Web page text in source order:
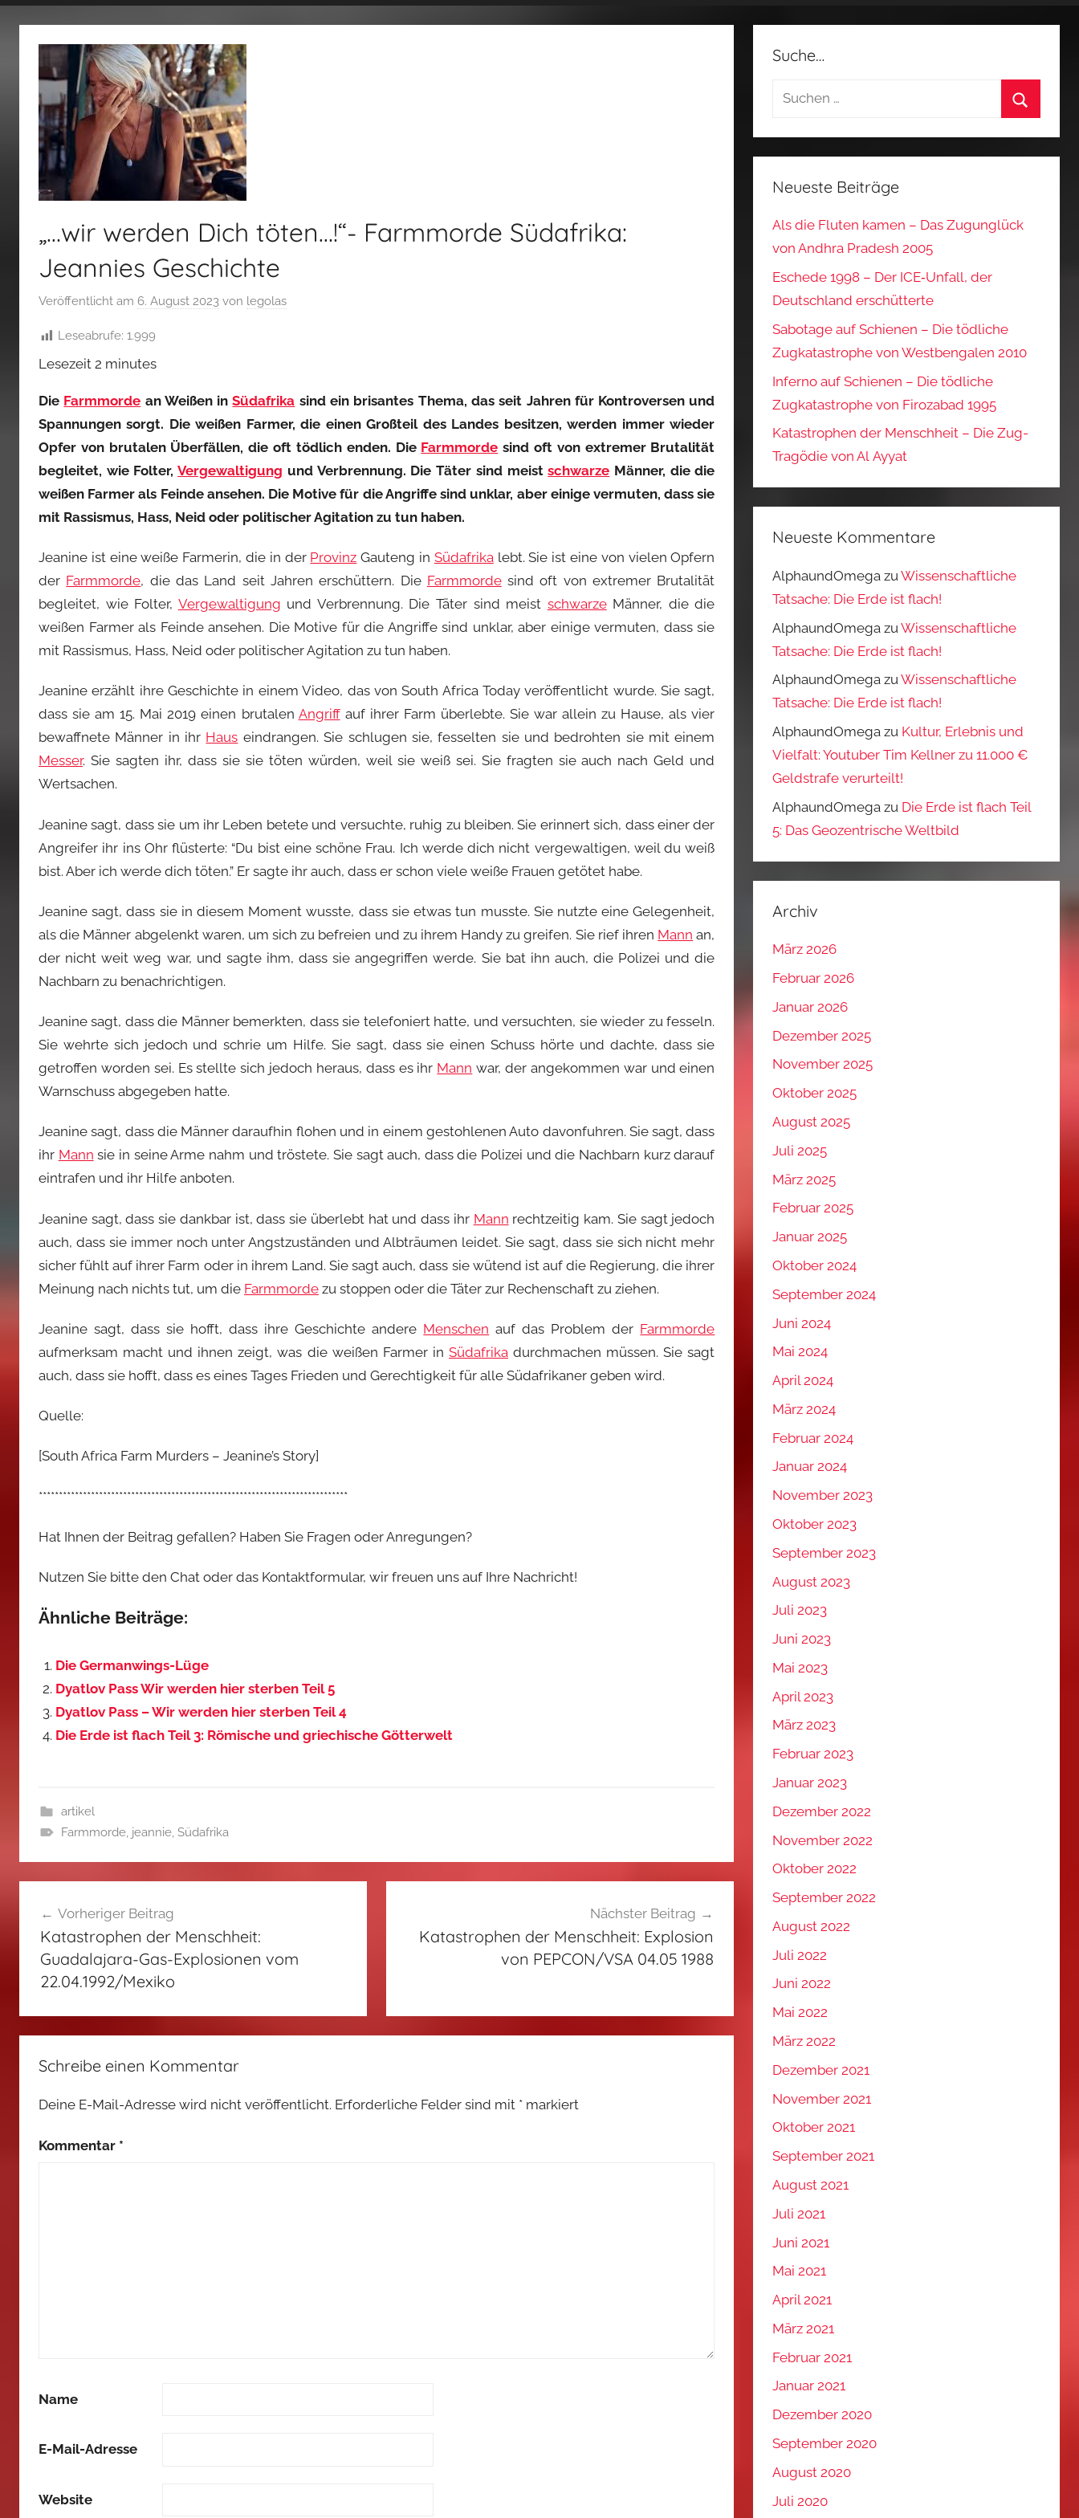
fertig…!
„…wir werden Dich töten…!“- Farmmorde Südafrika:
Jeannies Geschichte
Veröffentlicht am 6. August 2023 von legolas
Leseabrufe: 1.999
Lesezeit 2 minutes
Die Farmmorde an Weißen inSüdafrika sind ein brisantes Thema, das seit Jahren für Kontroversen und
Spannungen sorgt. Die weißen Farmer, die einen Großteil des Landes besitzen, werden immer wieder
Opfer von brutalen Überfällen, die oft tödlich enden. Die Farmmorde sind oft von extremer Brutalität
begleitet, wie Folter,Vergewaltigung und Verbrennung. Die Täter sind meistschwarze Männer, die die
weißen Farmer als Feinde ansehen. Die Motive für die Angriffe sind unklar, aber einige vermuten, dass sie
mit Rassismus, Hass, Neid oder politischer Agitation zu tun haben.
Jeanine ist eine weiße Farmerin, die in der Provinz Gauteng in Südafrikalebt. Sie ist eine von vielen Opfern
der Farmmorde, die das Land seit Jahren erschüttern. Die Farmmordesind oft von extremer Brutalität
begleitet, wie Folter, Vergewaltigung und Verbrennung. Die Täter sind meist schwarzeMänner, die die
weißen Farmer als Feinde ansehen. Die Motive für die Angriffe sind unklar, aber einige vermuten, dass sie
mit Rassismus, Hass, Neid oder politischer Agitation zu tun haben.
Jeanine erzählt ihre Geschichte in einem Video, das von South Africa Today veröffentlicht wurde. Sie sagt,
dass sie am 15. Mai 2019 einen brutalen Angriffauf ihrer Farm überlebte. Sie war allein zu Hause, als vier
bewaffnete Männer in ihr Haus eindrangen. Sie schlugen sie, fesselten sie und bedrohten sie mit einem
Messer. Sie sagten ihr, dass sie sie töten würden, weil sie weiß sei. Sie fragten sie auch nach Geld und
Wertsachen.
Jeanine sagt, dass sie um ihr Leben betete und versuchte, ruhig zu bleiben. Sie erinnert sich, dass einer der
Angreifer ihr ins Ohr flüsterte: “Du bist eine schöne Frau. Ich werde dich nicht vergewaltigen, weil du weiß
bist. Aber ich werde dich töten.” Er sagte ihr auch, dass er schon viele weiße Frauen getötet habe.
Jeanine sagt, dass sie in diesem Moment wusste, dass sie etwas tun musste. Sie nutzte eine Gelegenheit,
als die Männer abgelenkt waren, um sich zu befreien und zu ihrem Handy zu greifen. Sie rief ihren Mann an,
der nicht weit weg war, und sagte ihm, dass sie angegriffen werde. Sie bat ihn auch, die Polizei und die
Nachbarn zu benachrichtigen.
Jeanine sagt, dass die Männer bemerkten, dass sie telefoniert hatte, und versuchten, sie wieder zu fesseln.
Sie wehrte sich jedoch und schrie um Hilfe. Sie sagt, dass sie einen Schuss hörte und dachte, dass sie
getroffen worden sei. Es stellte sich jedoch heraus, dass es ihr Mann war, der angekommen war und einen
Warnschuss abgegeben hatte.
Jeanine sagt, dass die Männer daraufhin flohen und in einem gestohlenen Auto davonfuhren. Sie sagt, dass
ihr Mann sie in seine Arme nahm und tröstete. Sie sagt auch, dass die Polizei und die Nachbarn kurz darauf
eintrafen und ihr Hilfe anboten.
Jeanine sagt, dass sie dankbar ist, dass sie überlebt hat und dass ihr Mann rechtzeitig kam. Sie sagt jedoch
auch, dass sie immer noch unter Angstzuständen und Albträumen leidet. Sie sagt, dass sie sich nicht mehr
sicher fühlt auf ihrer Farm oder in ihrem Land. Sie sagt auch, dass sie wütend ist auf die Regierung, die ihrer
Meinung nach nichts tut, um die Farmmorde zu stoppen oder die Täter zur Rechenschaft zu ziehen.
Jeanine sagt, dass sie hofft, dass ihre Geschichte andere Menschen auf das Problem der Farmmorde
aufmerksam macht und ihnen zeigt, was die weißen Farmer in Südafrika durchmachen müssen. Sie sagt
auch, dass sie hofft, dass es eines Tages Frieden und Gerechtigkeit für alle Südafrikaner geben wird.
Quelle:
[South Africa Farm Murders – Jeanine’s Story]
*****************************************************************************
Hat Ihnen der Beitrag gefallen? Haben Sie Fragen oder Anregungen?
Nutzen Sie bitte den Chat oder das Kontaktformular, wir freuen uns auf Ihre Nachricht!
Ähnliche Beiträge:
Die Germanwings-Lüge
Dyatlov Pass Wir werden hier sterben Teil 5
Dyatlov Pass – Wir werden hier sterben Teil 4
Die Erde ist flach Teil 3: Römische und griechische Götterwelt
artikel
Farmmorde, jeannie, Südafrika
Vorheriger Beitrag
Katastrophen der Menschheit:
Guadalajara-Gas-Explosionen vom
22.04.1992/Mexiko
Nächster Beitrag
Katastrophen der Menschheit: Explosion
von PEPCON/VSA 04.05 1988
Schreibe einen Kommentar
Deine E-Mail-Adresse wird nicht veröffentlicht. Erforderliche Felder sind mit * markiert
Kommentar *
Name
E-Mail-Adresse
Website
Suche…
Suchen
Neueste Beiträge
Als die Fluten kamen – Das Zugunglück
von Andhra Pradesh 2005
Eschede 1998 – Der ICE‑Unfall, der
Deutschland erschütterte
Sabotage auf Schienen – Die tödliche
Zugkatastrophe von Westbengalen 2010
Inferno auf Schienen – Die tödliche
Zugkatastrophe von Firozabad 1995
Katastrophen der Menschheit – Die Zug-
Tragödie von Al Ayyat
Neueste Kommentare
AlphaundOmega zuWissenschaftliche
Tatsache: Die Erde ist flach!
AlphaundOmega zuWissenschaftliche
Tatsache: Die Erde ist flach!
AlphaundOmega zuWissenschaftliche
Tatsache: Die Erde ist flach!
AlphaundOmega zu Kultur, Erlebnis und
Vielfalt: Youtuber Tim Kellner zu 11.000 €
Geldstrafe verurteilt!
AlphaundOmega zu Die Erde ist flach Teil
5: Das Geozentrische Weltbild
Archiv
März 2026
Februar 2026
Januar 2026
Dezember 2025
November 2025
Oktober 2025
August 2025
Juli 2025
März 2025
Februar 2025
Januar 2025
Oktober 2024
September 2024
Juni 2024
Mai 2024
April 2024
März 2024
Februar 2024
Januar 2024
November 2023
Oktober 2023
September 2023
August 2023
Juli 2023
Juni 2023
Mai 2023
April 2023
März 2023
Februar 2023
Januar 2023
Dezember 2022
November 2022
Oktober 2022
September 2022
August 2022
Juli 2022
Juni 2022
Mai 2022
März 2022
Dezember 2021
November 2021
Oktober 2021
September 2021
August 2021
Juli 2021
Juni 2021
Mai 2021
April 2021
März 2021
Februar 2021
Januar 2021
Dezember 2020
September 2020
August 2020
Juli 2020